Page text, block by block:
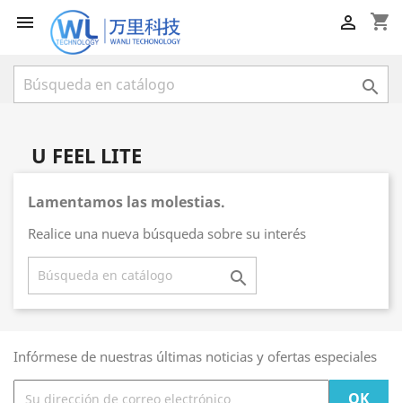
 shopping_cart


U FEEL LITE
Lamentamos las molestias.
Realice una nueva búsqueda sobre su interés

Infórmese de nuestras últimas noticias y ofertas especiales